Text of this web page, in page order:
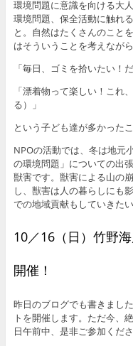
環境問題に意識を向ける大
環境問題、保全活動に触れ
と。自然はたくさんのこと
はそういうことを考えなが
「毎日、ゴミを拾いたい！
「漂着物って楽しい！これ
る）」
という子ども達が多かった
NPOの活動では、冬は地元
の環境問題」についての出
獣害です。獣害による山の
し、獣害は人の暮らしにも
での地域貢献もしていきたい
10／16（日）竹野
開催！
昨日のブログでも書きまし
トを開催します。ただ今、
日午前中、是非ご参加くだ